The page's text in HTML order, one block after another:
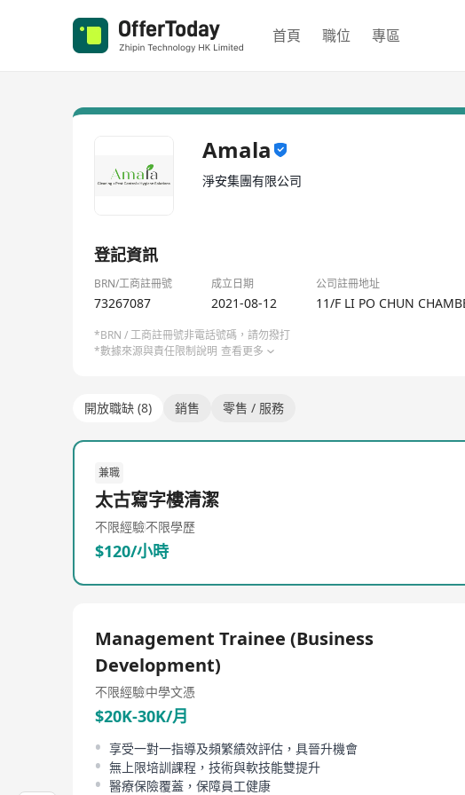
首頁 職位 專區
Amala
淨安集團有限公司
登記資訊
BRN/工商註冊號 成立日期 公司註冊地址
73267087 2021-08-12 11/F LI PO CHUN
*BRN / 工商註冊號非電話號碼，請勿撥打
*數據來源與責任限制說明 查看更多
開放職缺 (8) 銷售 零售 / 服務
兼職
太古寫字樓清潔
不限經驗不限學歷
$120/小時
Management Trainee (Business
Development)
不限經驗中學文憑
$20K-30K/月
享受一對一指導及頻繁績效評估，具晉升機會
無上限培訓課程，技術與軟技能雙提升
醫療保險覆蓋，保障員工健康